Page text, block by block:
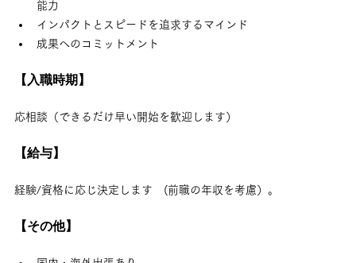
能力
インパクトとスピードを追求するマインド
成果へのコミットメント
【入職時期】
応相談（できるだけ早い開始を歓迎します）
【給与】
経験/資格に応じ決定します　(前職の年収を考慮）。
【その他】